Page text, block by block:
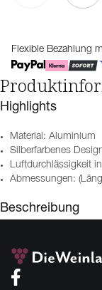
Flexible Bezahlung
Highlights
Material: Aluminium
Silberfarbenes
Luftdurchlässigkeit
Abmessungen:
Beschreibung